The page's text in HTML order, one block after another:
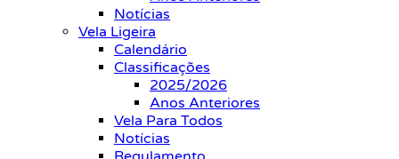
Notícias
Vela Ligeira
Calendário
Classificações
2025/2026
Anos Anteriores
Vela Para Todos
Notícias